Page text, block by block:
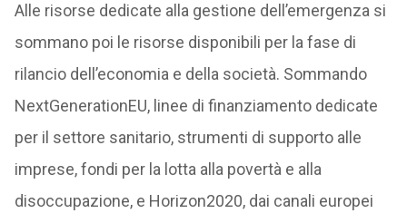
Alle risorse dedicate alla gestione dell’emergenza si
sommano poi le risorse disponibili per la fase di
rilancio dell’economia e della società. Sommando
NextGenerationEU, linee di finanziamento dedicate
per il settore sanitario, strumenti di supporto alle
imprese, fondi per la lotta alla povertà e alla
disoccupazione, e Horizon2020, dai canali europei